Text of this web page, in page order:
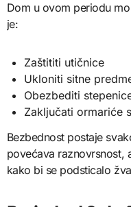
Dom u ovom periodu
je:
Zaštititi utičnice
Ukloniti sitne
Obezbediti
Zaključati ormariće
Bezbednost postaje
povećava raznovrsnost,
kako bi se podsticalo